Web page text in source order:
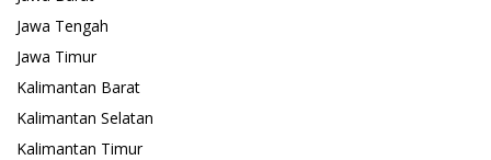
Jawa Tengah
Jawa Timur
Kalimantan Barat
Kalimantan Selatan
Kalimantan Timur